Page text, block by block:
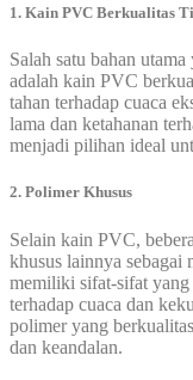
1. Kain PVC Berkualitas
Salah satu bahan
adalah kain PVC
tahan terhadap cuaca
lama dan ketahanan
menjadi pilihan ideal
2. Polimer Khusus
Selain kain PVC,
khusus lainnya sebagai
memiliki sifat-sifat
terhadap cuaca dan
polimer yang
dan keandalan.